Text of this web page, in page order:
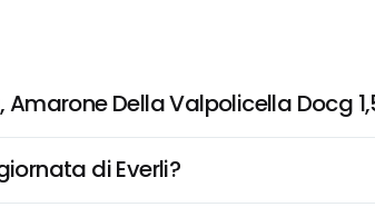
Della Valpolicella Docg
di Everli?